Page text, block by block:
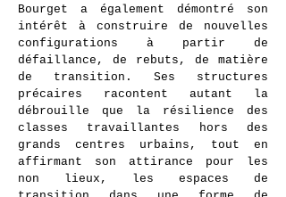
Bourget a également démontré son
intérêt à construire de nouvelles
configurations à partir de
défaillance, de rebuts, de matière
de transition. Ses structures
précaires racontent autant la
débrouille que la résilience des
classes travaillantes hors des
grands centres urbains, tout en
affirmant son attirance pour les
non lieux, les espaces de